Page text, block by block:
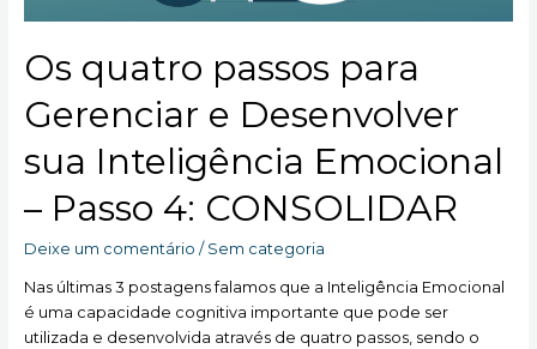
Os quatro passos para
Gerenciar e Desenvolver
sua Inteligência Emocional
– Passo 4: CONSOLIDAR
Deixe um comentário / Sem categoria
Nas últimas 3 postagens falamos que a Inteligência Emocional
é uma capacidade cognitiva importante que pode ser
utilizada e desenvolvida através de quatro passos, sendo o